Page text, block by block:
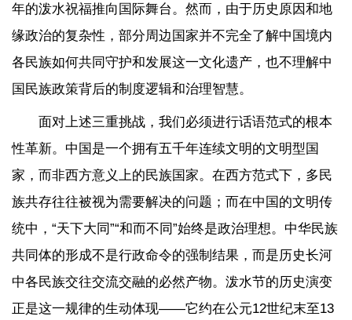
年的泼水祝福推向国际舞台。然而，由于历史原因和地
缘政治的复杂性，部分周边国家并不完全了解中国境内
各民族如何共同守护和发展这一文化遗产，也不理解中
国民族政策背后的制度逻辑和治理智慧。
面对上述三重挑战，我们必须进行话语范式的根本
性革新。中国是一个拥有五千年连续文明的文明型国
家，而非西方意义上的民族国家。在西方范式下，多民
族共存往往被视为需要解决的问题；而在中国的文明传
统中，“天下大同”“和而不同”始终是政治理想。中华民族
共同体的形成不是行政命令的强制结果，而是历史长河
中各民族交往交流交融的必然产物。泼水节的历史演变
正是这一规律的生动体现——它约在公元12世纪末至13